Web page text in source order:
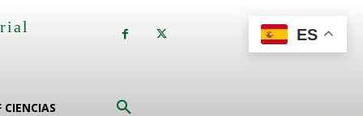
CIENCIAS
ES